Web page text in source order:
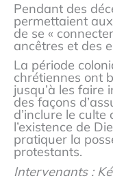
Pendant des
permettaient
de se «
ancêtres et des
La période
chrétiennes ont
jusqu’à les faire
des façons
d’inclure le
l’existence de
pratiquer la
protestants.
Intervenants :